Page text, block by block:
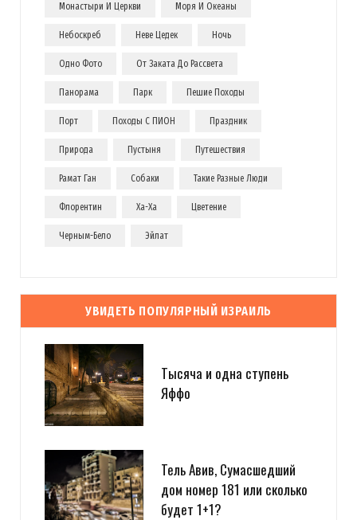
Монастыри И Церкви Моря И Океаны
Небоскреб Неве Цедек Ночь
Одно Фото От Заката До Рассвета
Панорама Парк Пешие Походы
Порт Походы С ПИОН Праздник
Природа Пустыня Путешествия
Рамат Ган Собаки Такие Разные Люди
Флорентин Ха-Ха Цветение
Черным-Бело Эйлат
УВИДЕТЬ ПОПУЛЯРНЫЙ ИЗРАИЛЬ
Тысяча и одна ступень
Яффо
Тель Авив, Сумасшедший
дом номер 181 или сколько
будет 1+1?